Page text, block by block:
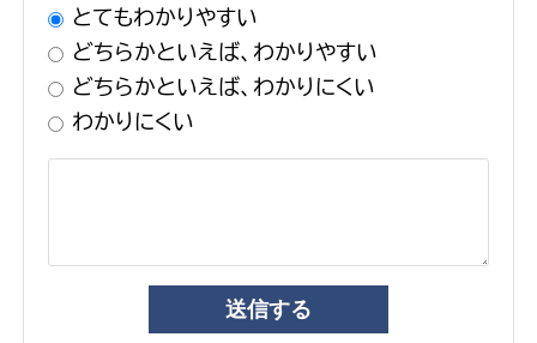
とてもわかりやすい
どちらかといえば、わかりやすい
どちらかといえば、わかりにくい
わかりにくい